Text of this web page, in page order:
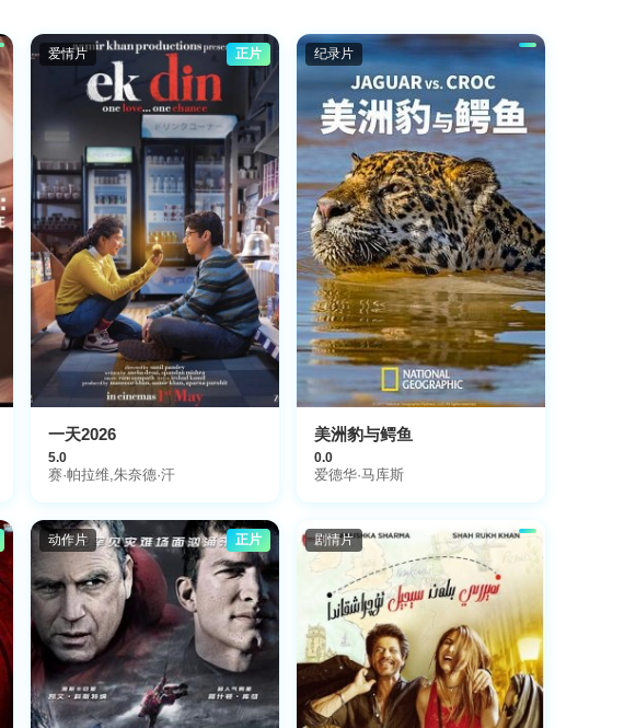
爱情片 正片
一天2026
5.0
赛·帕拉维,朱奈德·汗
纪录片
美洲豹与鳄鱼
0.0
爱德华·马库斯
动作片 正片 剧情片